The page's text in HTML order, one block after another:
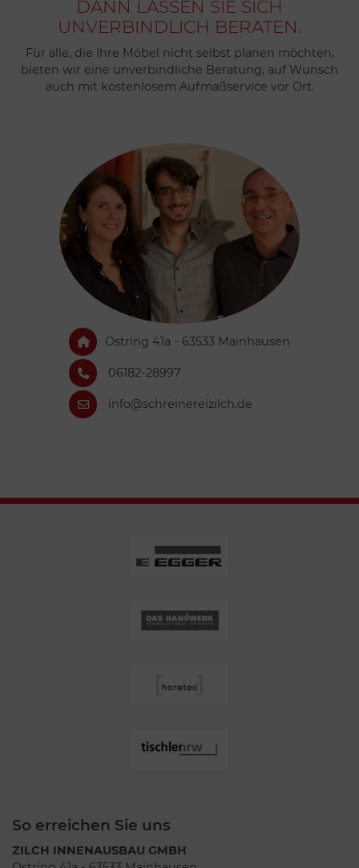
DANN LASSEN SIE SICH
UNVERBINDLICH BERATEN.
Für alle, die Ihre Möbel nicht selbst planen möchten,
bieten wir eine unverbindliche Beratung, auf Wunsch
auch mit kostenlosem Aufmaßservice vor Ort.
Ostring 41a - 63533 Mainhausen
06182-28997
info@schreinereizilch.de
So erreichen Sie uns
ZILCH INNENAUSBAU GMBH